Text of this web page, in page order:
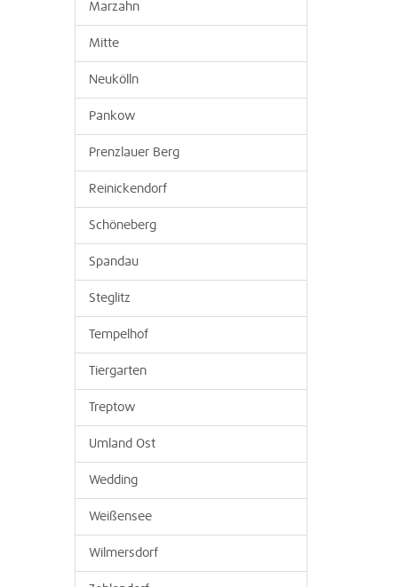
Marzahn
Mitte
Neukölln
Pankow
Prenzlauer Berg
Reinickendorf
Schöneberg
Spandau
Steglitz
Tempelhof
Tiergarten
Treptow
Umland Ost
Wedding
Weißensee
Wilmersdorf